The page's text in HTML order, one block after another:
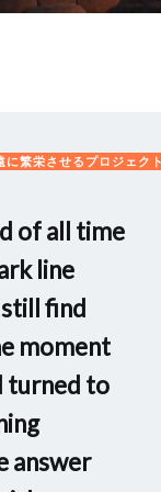
に繁栄させるプロジェク
of all time
line
find
moment
turned to
answer